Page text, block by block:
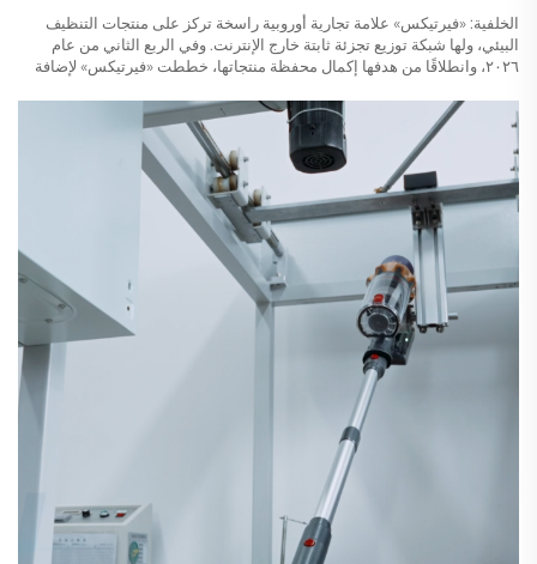
الخلفية: «فيرتيكس» علامة تجارية أوروبية راسخة تركز على منتجات التنظيف
البيئي، ولها شبكة توزيع تجزئة ثابتة خارج الإنترنت. وفي الربع الثاني من عام
٢٠٢٦، وانطلاقًا من هدفها إكمال محفظة منتجاتها، خططت «فيرتيكس» لإضافة